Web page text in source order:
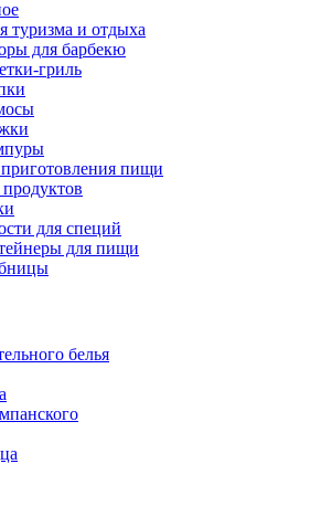
туризма и отдыха
для барбекю
гриль
пищи
для специй
для пищи
белья